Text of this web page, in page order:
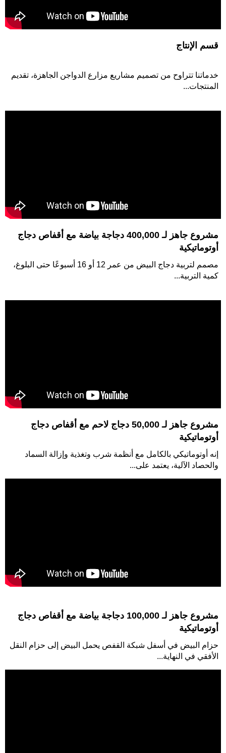
قسم الإنتاج
خدماتنا تتراوح من تصميم مشاريع مزارع الدواجن الجاهزة، تقديم
المنتجات...
مشروع جاهز لـ 400,000 دجاجة بياضة مع أقفاص دجاج
أوتوماتيكية
مصمم لتربية دجاج البيض من عمر 12 أو 16 أسبوعًا حتى البلوغ،
كمية التربية...
مشروع جاهز لـ 50,000 دجاج لاحم مع أقفاص دجاج
أوتوماتيكية
إنه أوتوماتيكي بالكامل مع أنظمة شرب وتغذية وإزالة السماد
والحصاد الآلية، يعتمد على...
مشروع جاهز لـ 100,000 دجاجة بياضة مع أقفاص دجاج
أوتوماتيكية
حزام البيض في أسفل شبكة القفص يحمل البيض إلى حزام النقل
الأفقي في النهاية...
مصمم للمزارع الدواجن الكبيرة أو المتوسطة ومتوافق مع أقفاص الدجاج
الأوتوماتيكية...